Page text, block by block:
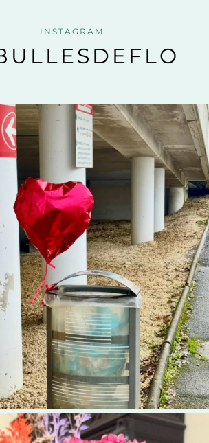
INSTAGRAM